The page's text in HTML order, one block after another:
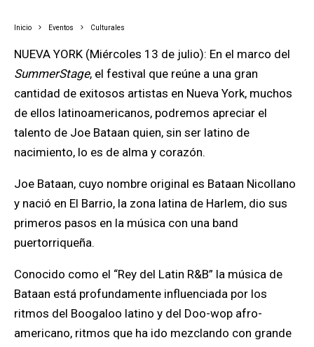
Inicio Eventos Culturales
NUEVA YORK (Miércoles 13 de julio): En el marco del
SummerStage, el festival que reúne a una gran
cantidad de exitosos artistas en Nueva York, muchos
de ellos latinoamericanos, podremos apreciar el
talento de Joe Bataan quien, sin ser latino de
nacimiento, lo es de alma y corazón.
Joe Bataan, cuyo nombre original es Bataan Nicollano
y nació en El Barrio, la zona latina de Harlem, dio sus
primeros pasos en la música con una band
puertorriqueña.
Conocido como el “Rey del Latin R&B” la música de
Bataan está profundamente influenciada por los
ritmos del Boogaloo latino y del Doo-wop afro-
americano, ritmos que ha ido mezclando con grande